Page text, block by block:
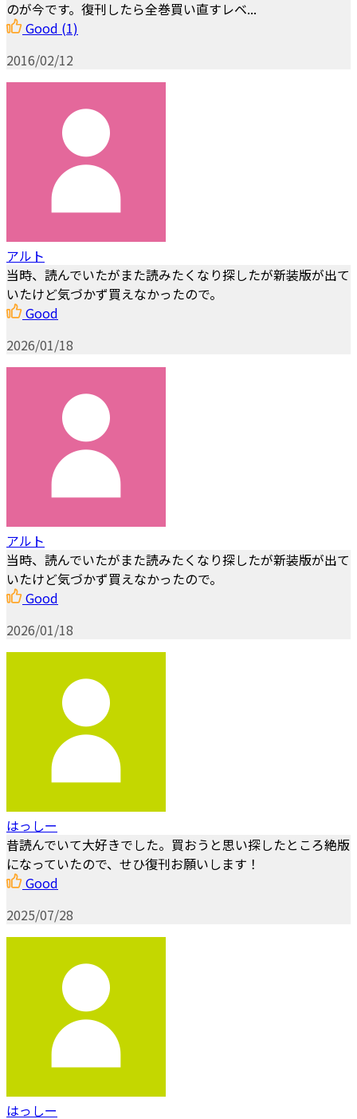
のが今です。復刊したら全巻買い直すレベ...
Good (1)
2016/02/12
アルト
当時、読んでいたがまた読みたくなり探したが新装版が出て
いたけど気づかず買えなかったので。
Good
2026/01/18
アルト
当時、読んでいたがまた読みたくなり探したが新装版が出て
いたけど気づかず買えなかったので。
Good
2026/01/18
はっしー
昔読んでいて大好きでした。買おうと思い探したところ絶版
になっていたので、せひ復刊お願いします！
Good
2025/07/28
はっしー